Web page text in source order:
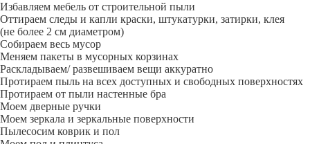
Избавляем мебель от строительной пыли
Оттираем следы и капли краски, штукатурки, затирки, клея
(не более 2 см диаметром)
Собираем весь мусор
Меняем пакеты в мусорных корзинах
Раскладываем/ развешиваем вещи аккуратно
Протираем пыль на всех доступных и свободных поверхностях
Протираем от пыли настенные бра
Моем дверные ручки
Моем зеркала и зеркальные поверхности
Пылесосим коврик и пол